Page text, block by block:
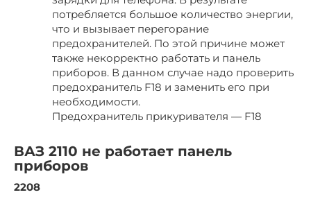
потребляется большое количество энергии,
что и вызывает перегорание
предохранителей. По этой причине может
также некорректно работать и панель
приборов. В данном случае надо проверить
предохранитель F18 и заменить его при
необходимости.
Предохранитель прикуривателя — F18
ВАЗ 2110 не работает панель
приборов
2208